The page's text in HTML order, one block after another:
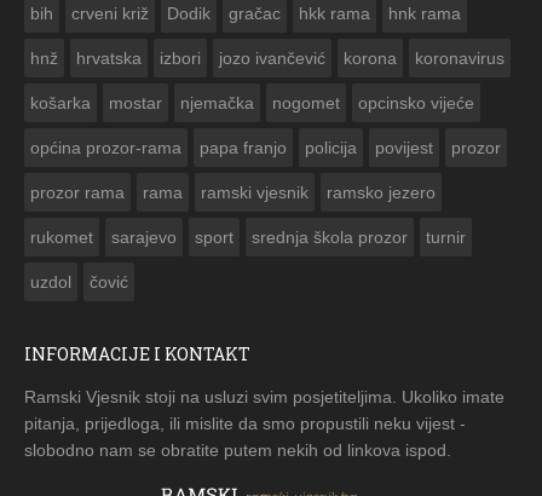
bih crveni križ Dodik gračac hkk rama hnk rama
hnž hrvatska izbori jozo ivančević korona koronavirus
košarka mostar njemačka nogomet opcinsko vijeće
općina prozor-rama papa franjo policija povijest prozor
prozor rama rama ramski vjesnik ramsko jezero
rukomet sarajevo sport srednja škola prozor turnir
uzdol čović
INFORMACIJE I KONTAKT
Ramski Vjesnik stoji na usluzi svim posjetiteljima. Ukoliko imate
pitanja, prijedloga, ili mislite da smo propustili neku vijest -
slobodno nam se obratite putem nekih od linkova ispod.